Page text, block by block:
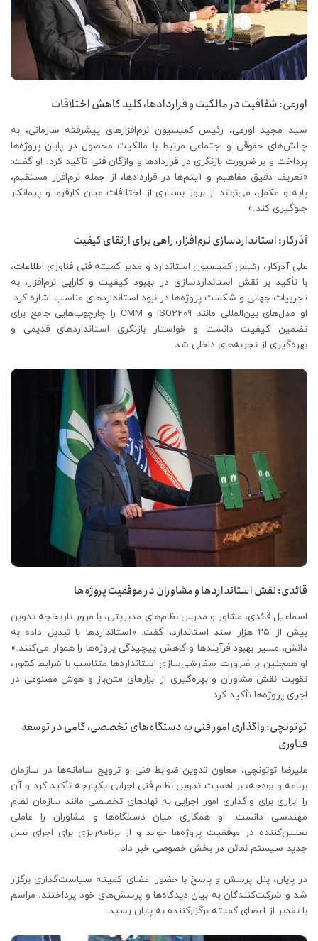
اورعی: شفافیت در مالکیت و قراردادها، کلید کاهش اختلافات
سید مجید اورعی، رئیس کمیسیون نرم‌افزارهای پیشرفته سازمانی، به
چالش‌های حقوقی و اجتماعی مرتبط با مالکیت محصول در پایان پروژه‌ها
پرداخت و بر ضرورت بازنگری در قراردادها و واژگان فنی تأکید کرد. او گفت:
«تعریف دقیق مفاهیم و آیتم‌ها در قراردادها، از جمله نرم‌افزار مستقیم،
پایه و مکمل، می‌تواند از بروز بسیاری از اختلافات میان کارفرما و پیمانکار
جلوگیری کند.»
آذرکار: استانداردسازی نرم‌افزار، راهی برای ارتقای کیفیت
علی آذرکار، رئیس کمیسیون استاندارد و مدیر کمیته فنی فناوری اطلاعات،
با تأکید بر نقش استانداردسازی در بهبود کیفیت و کارایی نرم‌افزار، به
تجربیات جهانی و شکست پروژه‌ها در نبود استانداردهای مناسب اشاره کرد.
او مدل‌های بین‌المللی مانند ISO2209 و CMM را چارچوب‌هایی جامع برای
تضمین کیفیت دانست و خواستار بازنگری استانداردهای قدیمی و
بهره‌گیری از تجربه‌های داخلی شد.
قائدی: نقش استانداردها و مشاوران در موفقیت پروژه‌ها
اسماعیل قائدی، مشاور و مدرس نظام‌های مدیریتی، با مرور تاریخچه تدوین
بیش از ۲۵ هزار سند استاندارد، گفت: «استانداردها با تبدیل داده به
دانش، مسیر بهبود فرآیندها و کاهش پیچیدگی پروژه‌ها را هموار می‌کنند.»
او همچنین بر ضرورت سفارشی‌سازی استانداردها متناسب با شرایط کشور،
تقویت نقش مشاوران و بهره‌گیری از ابزارهای متن‌باز و هوش مصنوعی در
اجرای پروژه‌ها تأکید کرد.
توتونچی: واگذاری امور فنی به دستگاه‌های تخصصی، گامی در توسعه
فناوری
علیرضا توتونچی، معاون تدوین ضوابط فنی و ترویج سامانه‌ها در سازمان
برنامه و بودجه، بر اهمیت تدوین نظام فنی اجرایی یکپارچه تأکید کرد و آن
را ابزاری برای واگذاری امور اجرایی به نهادهای تخصصی مانند سازمان نظام
مهندسی دانست. او همکاری میان دستگاه‌ها و مشاوران را عاملی
تعیین‌کننده در موفقیت پروژه‌ها خواند و از برنامه‌ریزی برای اجرای نسل
جدید سیستم نماتن در بخش خصوصی خبر داد.
در پایان، پنل پرسش و پاسخ با حضور اعضای کمیته سیاست‌گذاری برگزار
شد و شرکت‌کنندگان به بیان دیدگاه‌ها و پرسش‌های خود پرداختند. مراسم
با تقدیر از اعضای کمیته برگزارکننده به پایان رسید.